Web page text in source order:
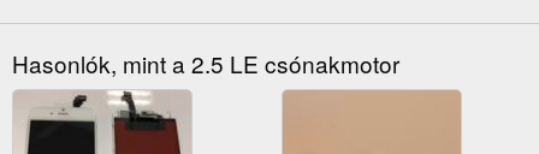
Hasonlók, mint a 2.5 LE csónakmotor